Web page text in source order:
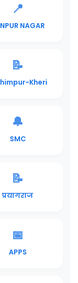
📍
NAGAR
📝
Kheri
🔔
SMC
📝
प्रयागराज
📅
APPS